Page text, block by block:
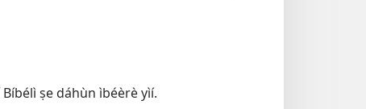
ṣe dáhùn ìbéèrè yìí.